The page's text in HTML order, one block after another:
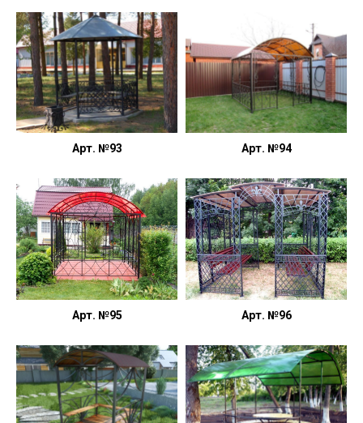
Арт. №93 Арт. №94
Арт. №95 Арт. №96